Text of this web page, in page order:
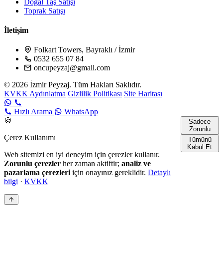
Toprak Satışı
İletişim
Folkart Towers, Bayraklı / İzmir
0532 655 07 84
oncupeyzaj@gmail.com
© 2026 İzmir Peyzaj. Tüm Hakları Saklıdır.
KVKK Aydınlatma Gizlilik Politikası Site Haritası
Hızlı Arama
WhatsApp
🍪
Çerez Kullanımı
Web sitemizi en iyi deneyim için çerezler kullanır.
Zorunlu çerezler her zaman aktiftir; analiz ve
pazarlama çerezleri için onayınız gereklidir. Detaylı
bilgi · KVKK
Sadece
Zorunlu
Tümünü
Kabul Et